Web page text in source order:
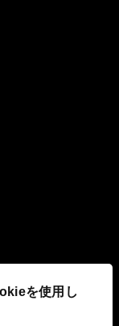
を使用し